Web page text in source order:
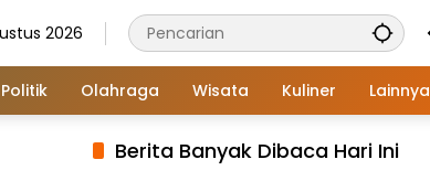
2026
Politik Olahraga Wisata Kuliner Lainnya
Berita Banyak Dibaca Hari Ini